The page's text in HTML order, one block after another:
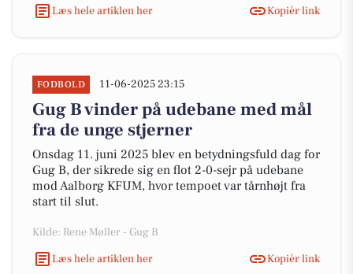
Læs hele artiklen her
Kopiér link
FODBOLD 11-06-2025 23:15
Gug B vinder på udebane med mål
fra de unge stjerner
Onsdag 11. juni 2025 blev en betydningsfuld dag for
Gug B, der sikrede sig en flot 2-0-sejr på udebane
mod Aalborg KFUM, hvor tempoet var tårnhøjt fra
start til slut.
Kilde: Rene Møller - Gug B
Læs hele artiklen her
Kopiér link